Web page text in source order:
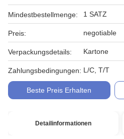
Mindestbestellmenge: 1 SATZ
Preis: negotiable
Verpackungsdetails: Kartone
Zahlungsbedingungen: L/C, T/T
Beste Preis Erhalten
Detailinformationen